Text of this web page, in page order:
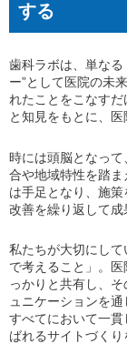
する
歯科ラボは、単なる
ー”として医院の未
れたことをこなす
と知見をもとに、
時には頭脳となっ
合や地域特性を踏
は手足となり、施
改善を繰り返して成
私たちが大切にし
で考えること」。
っかりと共有し、
ュニケーションを
すべてにおいて一
ばれるサイトづくり